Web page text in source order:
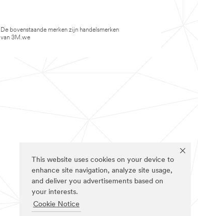
This website uses cookies on your device to
enhance site navigation, analyze site usage,
and deliver you advertisements based on
your interests.
Cookie Notice
De bovenstaande merken zijn handelsmerken
van 3M.we